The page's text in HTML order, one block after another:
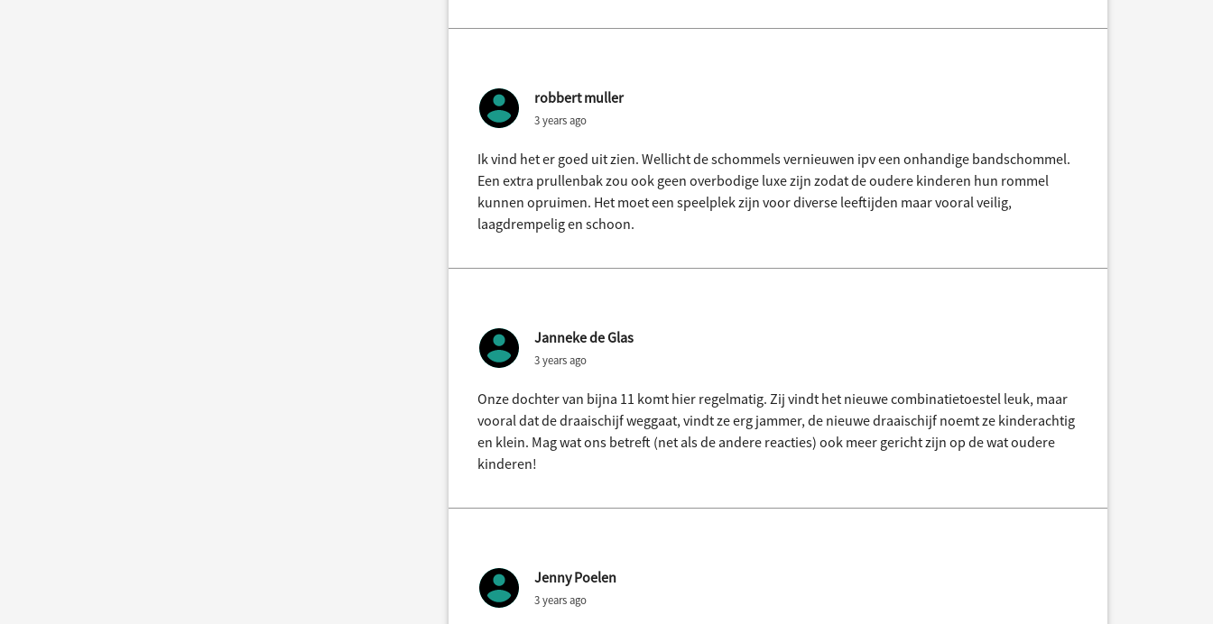
robbert muller
3 years ago
Ik vind het er goed uit zien. Wellicht de schommels vernieuwen ipv een onhandige bandschommel.
Een extra prullenbak zou ook geen overbodige luxe zijn zodat de oudere kinderen hun rommel
kunnen opruimen. Het moet een speelplek zijn voor diverse leeftijden maar vooral veilig,
laagdrempelig en schoon.
Janneke de Glas
3 years ago
Onze dochter van bijna 11 komt hier regelmatig. Zij vindt het nieuwe combinatietoestel leuk, maar
vooral dat de draaischijf weggaat, vindt ze erg jammer, de nieuwe draaischijf noemt ze kinderachtig
en klein. Mag wat ons betreft (net als de andere reacties) ook meer gericht zijn op de wat oudere
kinderen!
Jenny Poelen
3 years ago